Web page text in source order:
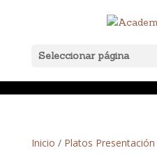
Seleccionar página
Inicio / Platos Presentación